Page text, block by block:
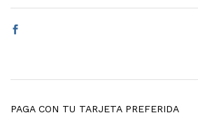
PAGA CON TU TARJETA PREFERIDA